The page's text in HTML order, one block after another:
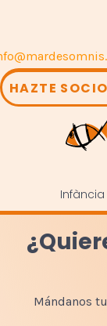
HAZTE
Mándanos